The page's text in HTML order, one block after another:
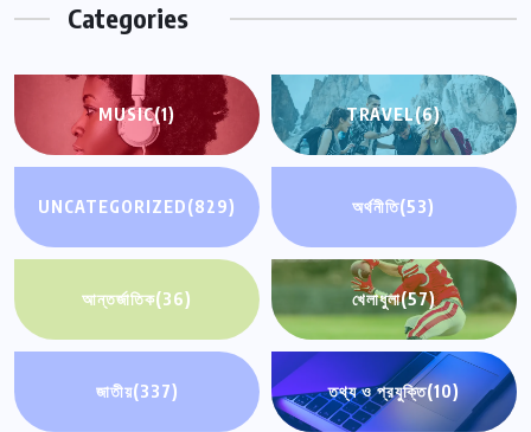
Categories
MUSIC(1) TRAVEL(6)
UNCATEGORIZED(829) অর্থনীতি(53)
আন্তর্জাতিক(36) খেলাধুলা(57)
জাতীয়(337) তথ্য ও প্রযুক্তি(10)